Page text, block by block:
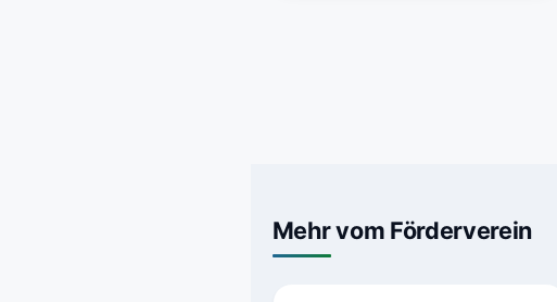
Mehr vom Förderverein